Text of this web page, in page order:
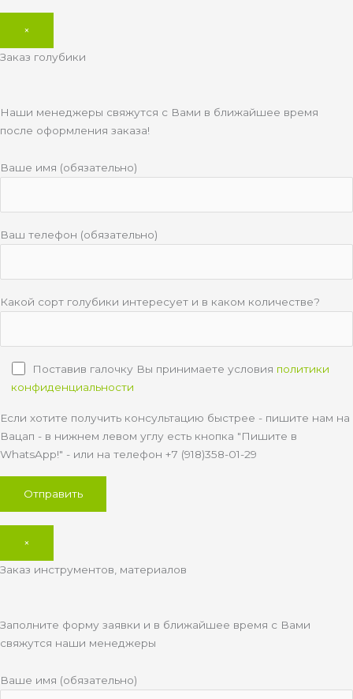
×
Заказ голубики
Наши менеджеры свяжутся с Вами в ближайшее время
после оформления заказа!
Ваше имя (обязательно)
Ваш телефон (обязательно)
Какой сорт голубики интересует и в каком количестве?
Поставив галочку Вы принимаете условия политики
конфиденциальности
Если хотите получить консультацию быстрее - пишите нам на
Вацап - в нижнем левом углу есть кнопка "Пишите в
WhatsApp!" - или на телефон +7 (918)358-01-29
×
Заказ инструментов, материалов
Заполните форму заявки и в ближайшее время с Вами
свяжутся наши менеджеры
Ваше имя (обязательно)